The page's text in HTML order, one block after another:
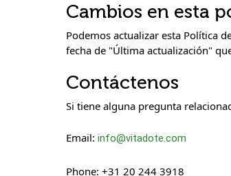
Cambios en esta
Podemos actualizar esta Política
fecha de "Última actualización"
Contáctenos
Si tiene alguna pregunta
Email: info@vitadote.com
Phone: +31 20 244 3918